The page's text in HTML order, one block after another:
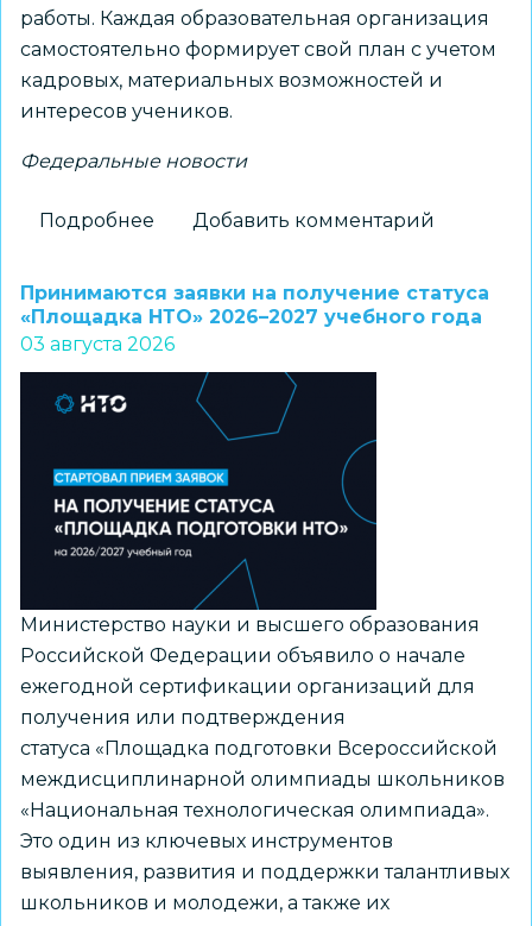
работы. Каждая образовательная организация
самостоятельно формирует свой план с учетом
кадровых, материальных возможностей и
интересов учеников.
Федеральные новости
Подробнее
доступны
шаблоны
курсов
внеурочной
деятельности
из
рекомендуемого
перечня
Минпросвещения
России
Добавить комментарий
Принимаются заявки на получение статуса
«Площадка НТО» 2026–2027 учебного года
03 августа 2026
Министерство науки и высшего образования
Российской Федерации объявило о начале
ежегодной сертификации организаций для
получения или подтверждения
статуса «Площадка подготовки Всероссийской
междисциплинарной олимпиады школьников
«Национальная технологическая олимпиада».
Это один из ключевых инструментов
выявления, развития и поддержки талантливых
школьников и молодежи, а также их